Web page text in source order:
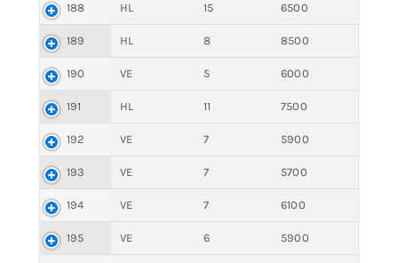
188 HL 15 6500
189 HL 8 8500
190 VE 5 6000
191 HL 11 7500
192 VE 7 5900
193 VE 7 5700
194 VE 7 6100
195 VE 6 5900